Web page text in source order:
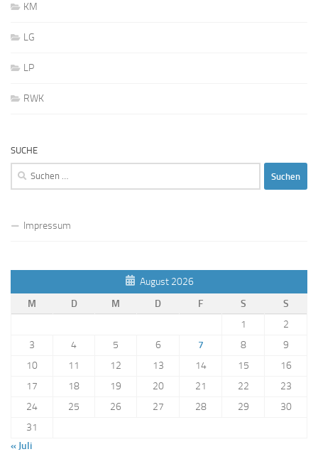
KM
LG
LP
RWK
SUCHE
Suchen
nach:
Impressum
August 2026
M
D M D F S
S
1
2
3
4 5 6 7 8
9
10
11 12 13 14 15
16
17
18 19 20 21 22
23
24
25 26 27 28 29
30
31
« Juli